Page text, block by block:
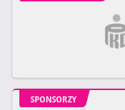
SPONSORZY